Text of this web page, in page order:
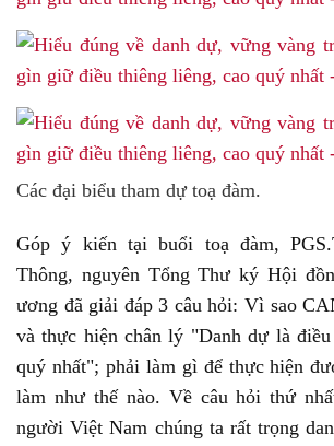
Các đại biểu tham dự toạ đàm.
Góp ý kiến tại buổi toạ đàm,
Thông, nguyên Tổng Thư ký Hội
ương đã giải đáp 3 câu hỏi: Vì sao
và thực hiện chân lý "Danh dự là
quý nhất"; phải làm gì để thực hiện
làm như thế nào. Về câu hỏi thứ
người Việt Nam chúng ta rất trọng